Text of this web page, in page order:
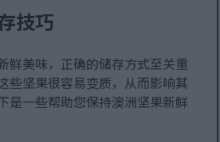
技巧
鲜美味，正确的储存方式至关重
些坚果很容易变质，从而影响其
是一些帮助您保持澳洲坚果新鲜